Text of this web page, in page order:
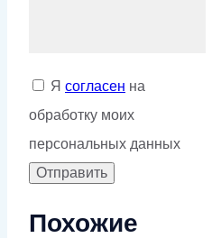
Я согласен на
обработку моих
персональных данных
Похожие